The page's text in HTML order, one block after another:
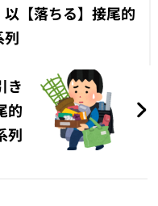
【落ちる】接尾的
列
き
的
列